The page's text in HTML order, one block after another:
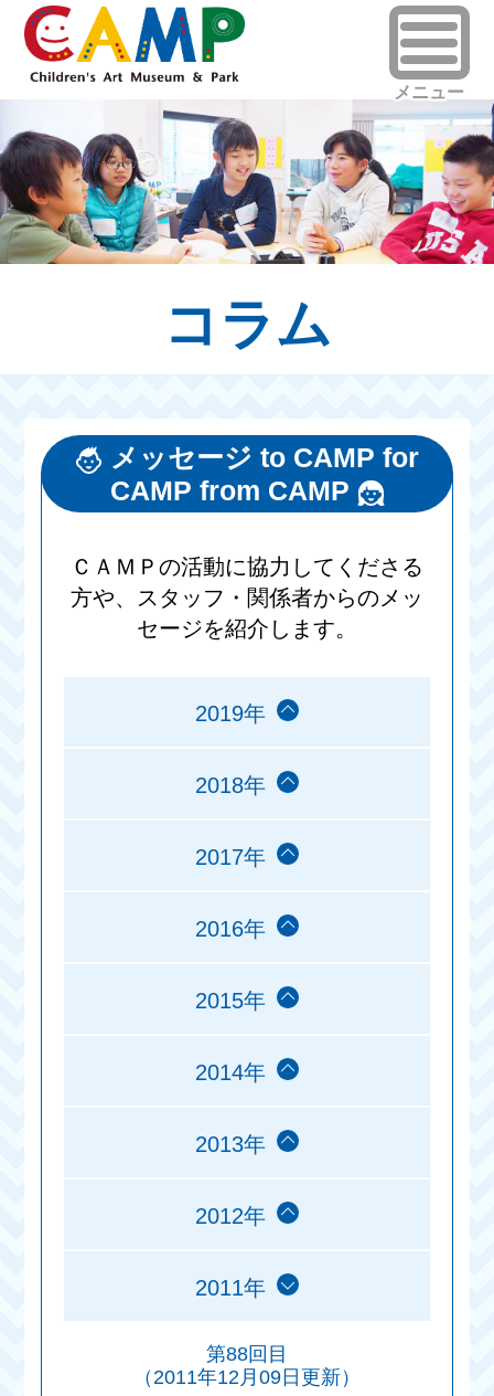
コラム
メッセージ to CAMP for
CAMP from CAMP
ＣＡＭＰの活動に協力してくださる
方や、スタッフ・関係者からのメッ
セージを紹介します。
2019年
2018年
2017年
2016年
2015年
2014年
2013年
2012年
2011年
第88回目
（2011年12月09日更新）